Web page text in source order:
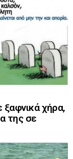
ξαφνικά χήρα,
της σε